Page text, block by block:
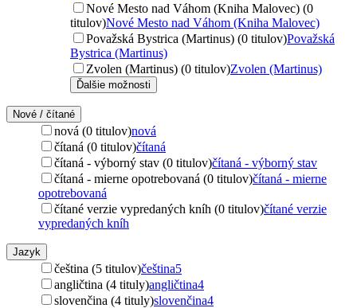
Nové Mesto nad Váhom (Kniha Malovec) (0
titulov)Nové Mesto nad Váhom (Kniha Malovec)
Považská Bystrica (Martinus) (0 titulov)Považská
Bystrica (Martinus)
Zvolen (Martinus) (0 titulov)Zvolen (Martinus)
Ďalšie možnosti
Nové / čítané
nová (0 titulov)nová
čítaná (0 titulov)čítaná
čítaná - výborný stav (0 titulov)čítaná - výborný stav
čítaná - mierne opotrebovaná (0 titulov)čítaná - mierne
opotrebovaná
čítané verzie vypredaných kníh (0 titulov)čítané verzie
vypredaných kníh
Jazyk
čeština (5 titulov)čeština5
angličtina (4 tituly)angličtina4
slovenčina (4 tituly)slovenčina4